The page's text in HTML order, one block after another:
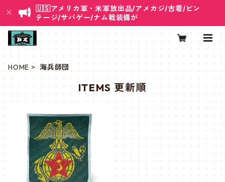
🇺🇸アメリカ軍・米軍放出品/アメカジ/古着/ビン
テージ/サバゲー/ナム戦装備が
HOME 海兵師団
ITEMS 更新順